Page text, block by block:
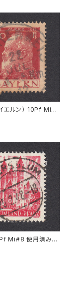
エルン） 10Pf Mi#7
切手｜MOORENW
Mi#8 使用済み切
25.2.19